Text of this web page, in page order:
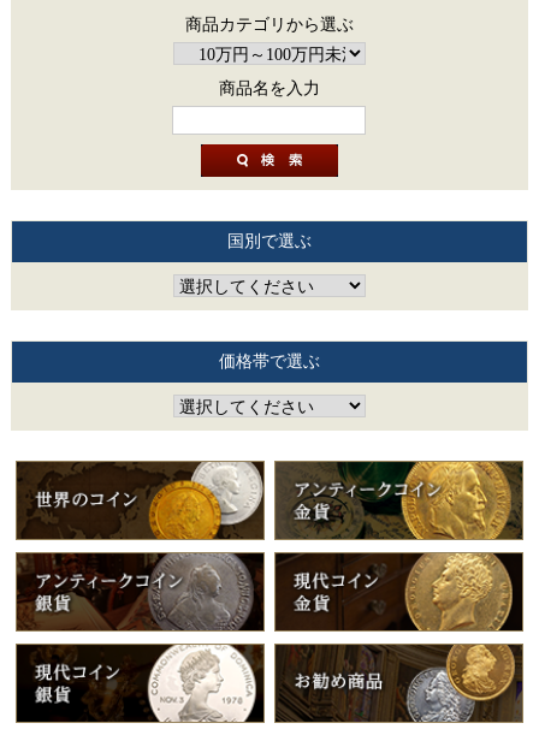
商品カテゴリから選ぶ
商品名を入力
国別で選ぶ
価格帯で選ぶ